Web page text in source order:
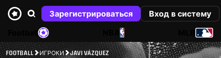
Зарегистрироваться
Вход в систему
NBA
FOOTBALL ИГРОКИ JAVI VÁZQUEZ